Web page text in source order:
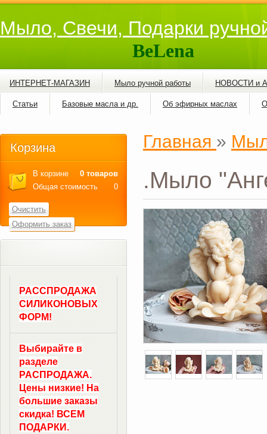
Мыло, Свечи, Подарки
BeLena
ИНТЕРНЕТ-МАГАЗИН Мыло ручной работы НОВОСТИ и
Статьи Базовые масла и др. Об эфирных маслах
Главная »
.Мыло
Корзина
В корзине
0 товаров
Общая стоимость
0
Очистить
Оформить заказ
РАССПРОДАЖА
СИЛИКОНОВЫХ
ФОРМ!
Выбирайте в
разделе
РАСПРОДАЖА.
Цены низкие! На
большие заказы
скидка! ВСЕМ
ПОДАРКИ.